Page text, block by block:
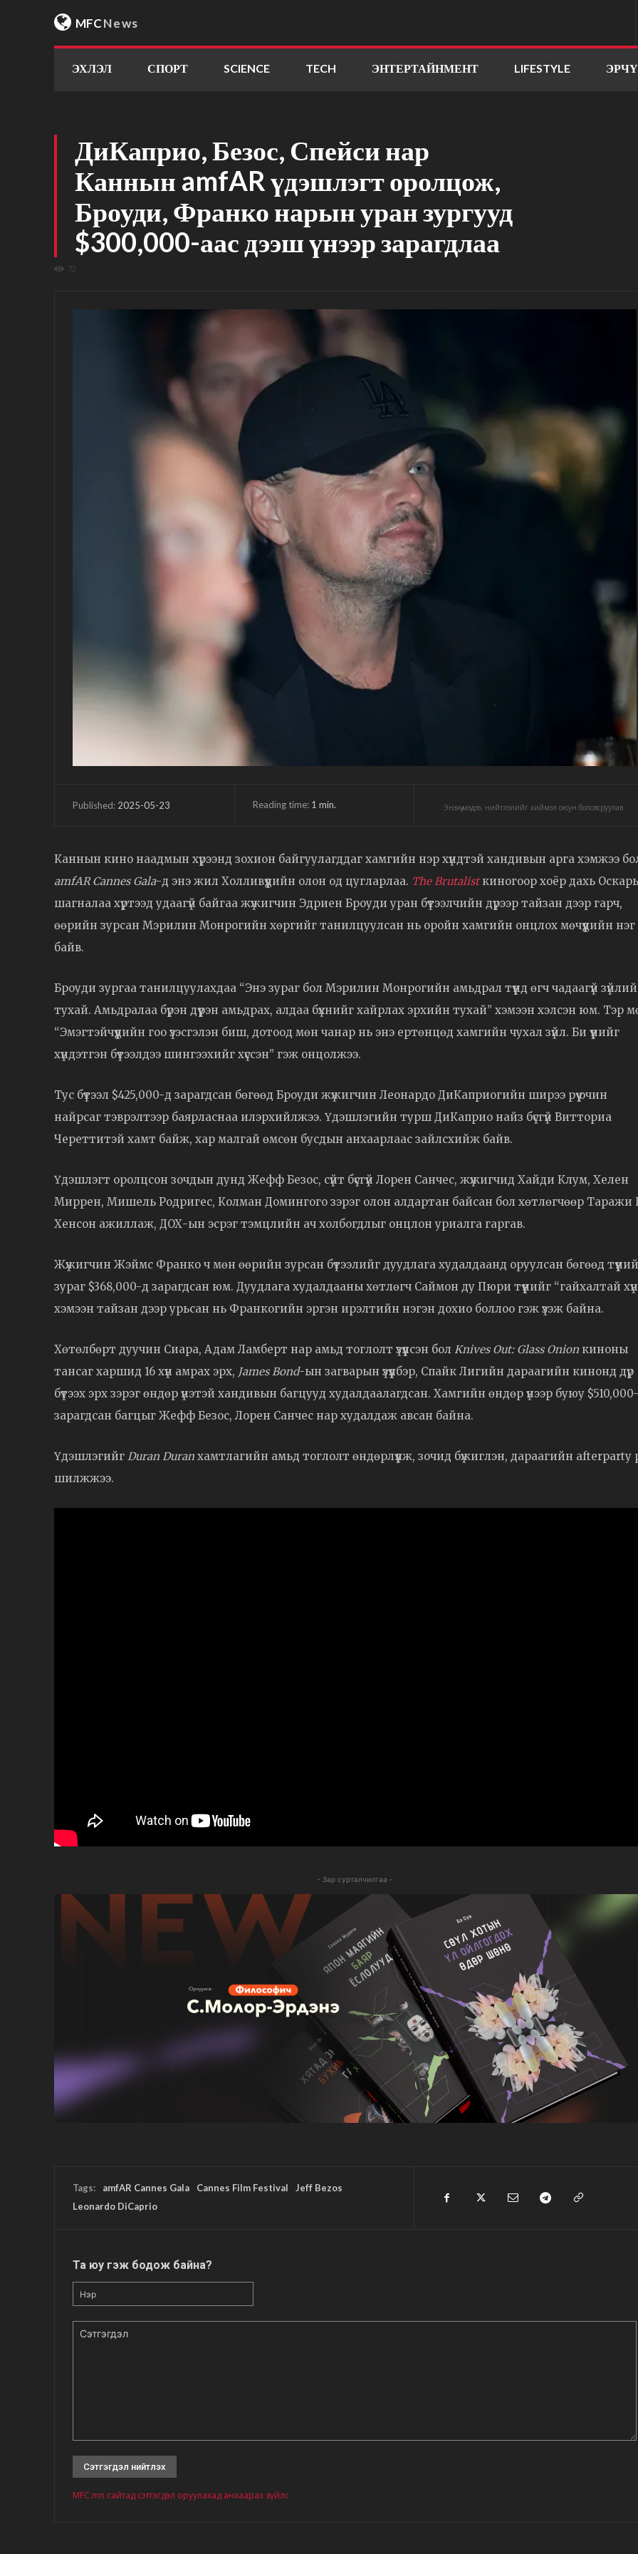
MFCNews
ЭХЛЭЛ СПОРТ SCIENCE TECH ЭНТЕРТАЙНМЕНТ LIFESTYLE
ДиКаприо, Безос, Спейси нар
Каннын amfAR үдэшлэгт оролцож,
Броуди, Франко нарын уран зургууд
$300,000-аас дээш үнээр зарагдлаа
72
Published: 2025-05-23 Reading time: 1 min. Энэхүү мэдээ, нийтлэлийг хиймэл оюун боловсруулав.
Каннын кино наадмын хүрээнд зохион байгуулагддаг хамгийн нэр хүндтэй хандивын арга хэмжээ
amfAR Cannes Gala-д энэ жил Холливүүдийн олон од цугларлаа. The Brutalistкиногоор хоёр дахь
шагналаа хүртээд удаагүй байгаа жүжигчин Эдриен Броуди уран бүтээлчийн дүрээр тайзан дээр гарч,
өөрийн зурсан Мэрилин Монрогийн хөргийг танилцуулсан нь оройн хамгийн онцлох мөчүүдийн нэг
байв.
Броуди зургаа танилцуулахдаа “Энэ зураг бол Мэрилин Монрогийн амьдрал түүнд өгч чадаагүй
тухай. Амьдралаа бүрэн дүүрэн амьдрах, алдаа бүхнийг хайрлах эрхийн тухай” хэмээн хэлсэн юм. Тэр
“Эмэгтэйчүүдийн гоо үзэсгэлэн биш, дотоод мөн чанар нь энэ ертөнцөд хамгийн чухал зүйл. Би үүнийг
хүндэтгэн бүтээлдээ шингээхийг хүссэн” гэж онцолжээ.
Тус бүтээл $425,000-д зарагдсан бөгөөд Броуди жүжигчин Леонардо ДиКаприогийн ширээ рүү очин
найрсаг тэврэлтээр баярласнаа илэрхийлжээ. Үдэшлэгийн турш ДиКаприо найз бүсгүй Витториа
Череттитэй хамт байж, хар малгай өмсөн бусдын анхаарлаас зайлсхийж байв.
Үдэшлэгт оролцсон зочдын дунд Жефф Безос, сүйт бүсгүй Лорен Санчес, жүжигчид Хайди Клум, Хелен
Миррен, Мишель Родригес, Колман Домингого зэрэг олон алдартан байсан бол хөтлөгчөөр Таражи
Хенсон ажиллаж, ДОХ-ын эсрэг тэмцлийн ач холбогдлыг онцлон уриалга гаргав.
Жүжигчин Жэймс Франко ч мөн өөрийн зурсан бүтээлийг дуудлага худалдаанд оруулсан бөгөөд түүний
зураг $368,000-д зарагдсан юм. Дуудлага худалдааны хөтлөгч Саймон ду Пюри түүнийг “гайхалтай
хэмээн тайзан дээр урьсан нь Франкогийн эргэн ирэлтийн нэгэн дохио боллоо гэж үзэж байна.
Хөтөлбөрт дуучин Сиара, Адам Ламберт нар амьд тоглолт үзүүлсэн бол Knives Out: Glass Onion киноны
тансаг харшид 16 хүн амрах эрх, James Bond-ын загварын үзүүлбэр, Спайк Лигийн дараагийн кинонд дүр
бүтээх эрх зэрэг өндөр үнэтэй хандивын багцууд худалдаалагдсан. Хамгийн өндөр үнээр буюу
зарагдсан багцыг Жефф Безос, Лорен Санчес нар худалдаж авсан байна.
Үдэшлэгийг Duran Duran хамтлагийн амьд тоглолт өндөрлүүлж, зочид бүжиглэн, дараагийн afterparty
шилжжээ.
- Зар сурталчилгаа -
Tags: amfAR Cannes Gala Cannes Film Festival
Jeff Bezos
Leonardo DiCaprio
Та юу гэж бодож байна?
MFC.mn сайтад сэтгэгдэл оруулахад анхаарах зүйлс